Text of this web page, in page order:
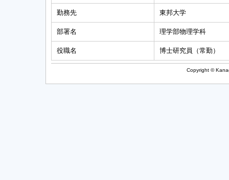
勤務先 東邦大学
部署名 理学部物理学科
役職名 博士研究員（常勤）
Copyright ©